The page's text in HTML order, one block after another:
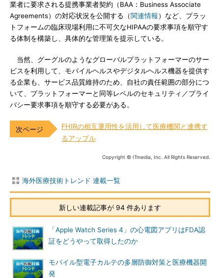
業者に要求される提携事業者契約（BAA：Business Associate
Agreements）の対応状況を公開する（関連情報）など、プラッ
トフォームの臨床現場利用に不可欠なHIPAAの要求事項を順守す
る体制を構築し、具体的な管理策を提示している。
当然、グーグルのようなグローバルプラットフォーマーのサー
ビスを利用して、モバイルヘルスやデジタルヘルス機器を提供す
る企業も、サービス品質維持のため、自社の責任範囲の部分につ
いて、プラットフォーマーと同等レベルのセキュリティ／プライ
バシー要求事項を順守する必要がある。
FHIRの相互運用性を活用して医療機関と連携す
るアップル
Copyright © ITmedia, Inc. All Rights Reserved.
海外医療技術トレンド 連載一覧
新しい連載記事が 94 件あります
「Apple Watch Series 4」の心電図アプリはFDA認
証をどうやって取得したのか
モバイル型電子カルテの多層防御対策と医療機器開
発